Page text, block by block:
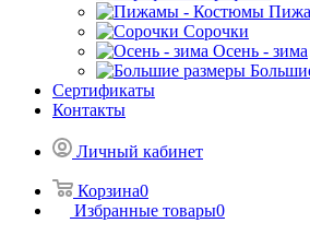
Сорочки
Oсень - зима
Сертификаты
Контакты
Личный кабинет
Корзина0
Избранные товары0